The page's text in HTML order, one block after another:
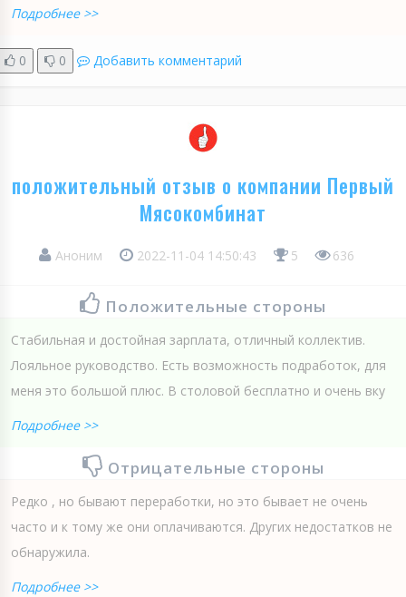
Подробнее >>
0 0 Добавить комментарий
положительный отзыв о компании Первый
Мясокомбинат
Аноним 2022-11-04 14:50:43 5 636
Положительные стороны
Стабильная и достойная зарплата, отличный коллектив.
Лояльное руководство. Есть возможность подработок, для
меня это большой плюс. В столовой бесплатно и очень вку
Подробнее >>
Отрицательные стороны
Редко , но бывают переработки, но это бывает не очень
часто и к тому же они оплачиваются. Других недостатков не
обнаружила.
Подробнее >>